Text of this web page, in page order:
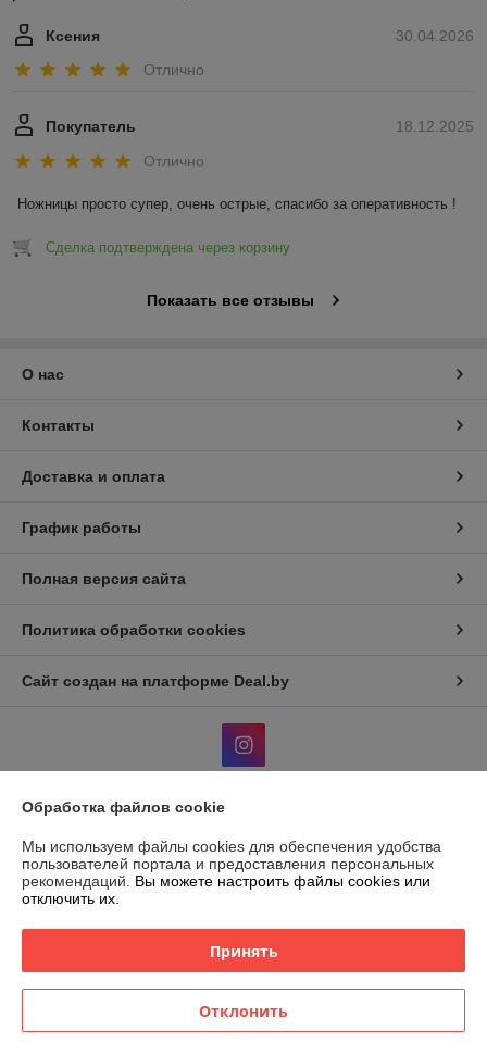
30.04.2026
Ксения
Отлично
18.12.2025
Покупатель
Отлично
Ножницы просто супер, очень острые, спасибо за оперативность !
Сделка подтверждена через корзину
Показать все отзывы
О нас
Контакты
Доставка и оплата
График работы
Полная версия сайта
Политика обработки cookies
Сайт создан на платформе Deal.by
Юридическое лицо:ООО "ВЭДЭЭМ"
ГРОДНО, УЛ. ЩОРСА, ДОМ 11, КОРПУС А, ОФ. 11, ПОМ, 230003
комитет
Дата регистрации компании: 27.03.2024
Обработка файлов cookie
Мы используем файлы cookies для обеспечения удобства
пользователей портала и предоставления персональных
рекомендаций. Вы можете настроить файлы cookies или
отключить их.
Принять
Отклонить